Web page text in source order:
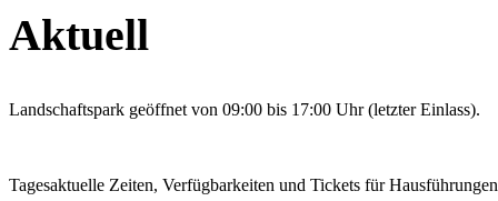
Aktuell
Landschaftspark geöffnet von 09:00 bis 17:00 Uhr (letzter Einlass).
Tagesaktuelle Zeiten, Verfügbarkeiten und Tickets für